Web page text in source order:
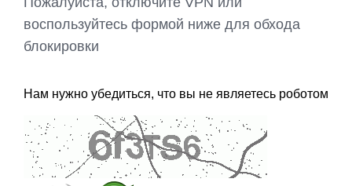
воспользуйтесь формой ниже для обхода
блокировки
Нам нужно убедиться, что вы не являетесь роботом